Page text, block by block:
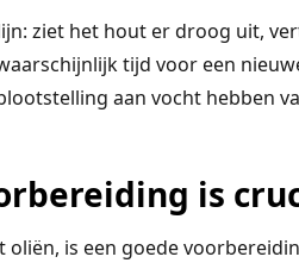
ziet het hout er droog uit,
tijd voor een
aan vocht hebben
is
oliën, is een goede